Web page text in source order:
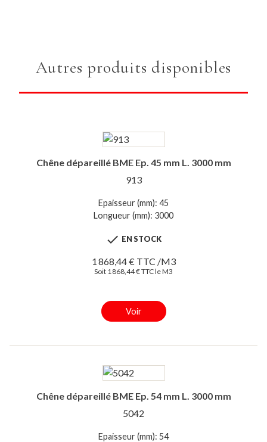
Autres produits disponibles
Chêne dépareillé BME Ep. 45 mm L. 3000 mm
913
Epaisseur (mm): 45
Longueur (mm): 3000
 EN STOCK
1 868,44 € TTC /M3
Soit 1 868,44 € TTC le M3
Voir
Chêne dépareillé BME Ep. 54 mm L. 3000 mm
5042
Epaisseur (mm): 54